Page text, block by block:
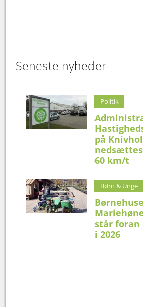
Seneste nyheder
Politik
på
60 km/t
Børn & Unge
står foran
i 2026